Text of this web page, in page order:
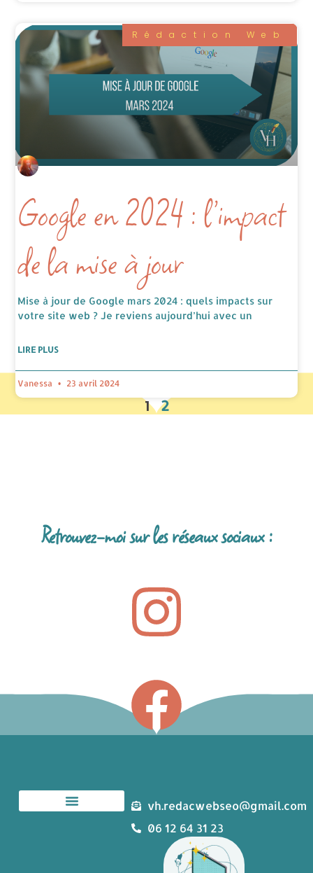
Rédaction Web
Google en 2024 : l’impact
de la mise à jour
Mise à jour de Google mars 2024 : quels impacts sur
votre site web ? Je reviens aujourd’hui avec un
LIRE PLUS
Vanessa 23 avril 2024
1 2
Retrouvez-moi sur les réseaux sociaux :
vh.redacwebseo@gmail.com
06 12 64 31 23